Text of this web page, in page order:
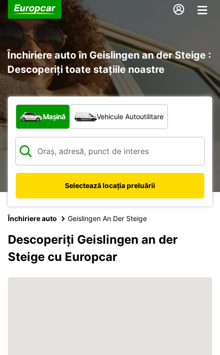
Închiriere auto în Geislingen an der Steige :
Descoperiți toate stațiile noastre
Ce tip de vehicul?
Mașină Vehicule Autoutilitare
Selectează locația preluării
Închiriere auto Geislingen An Der Steige
Descoperiți Geislingen an der
Steige cu Europcar